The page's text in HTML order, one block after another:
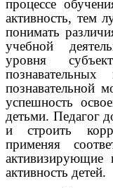
процессе
активность, тем
понимать
учебной
уровня
познавательных
познавательной
успешность
детьми. Педагог
и строить
применяя
активизирующие
активность детей.